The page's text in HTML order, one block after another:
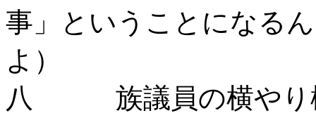
事」ということになる
よ）
八 族議員の横やり構